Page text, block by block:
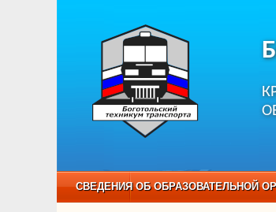
СВЕДЕНИЯ ОБ ОБРАЗОВАТЕЛЬНОЙ